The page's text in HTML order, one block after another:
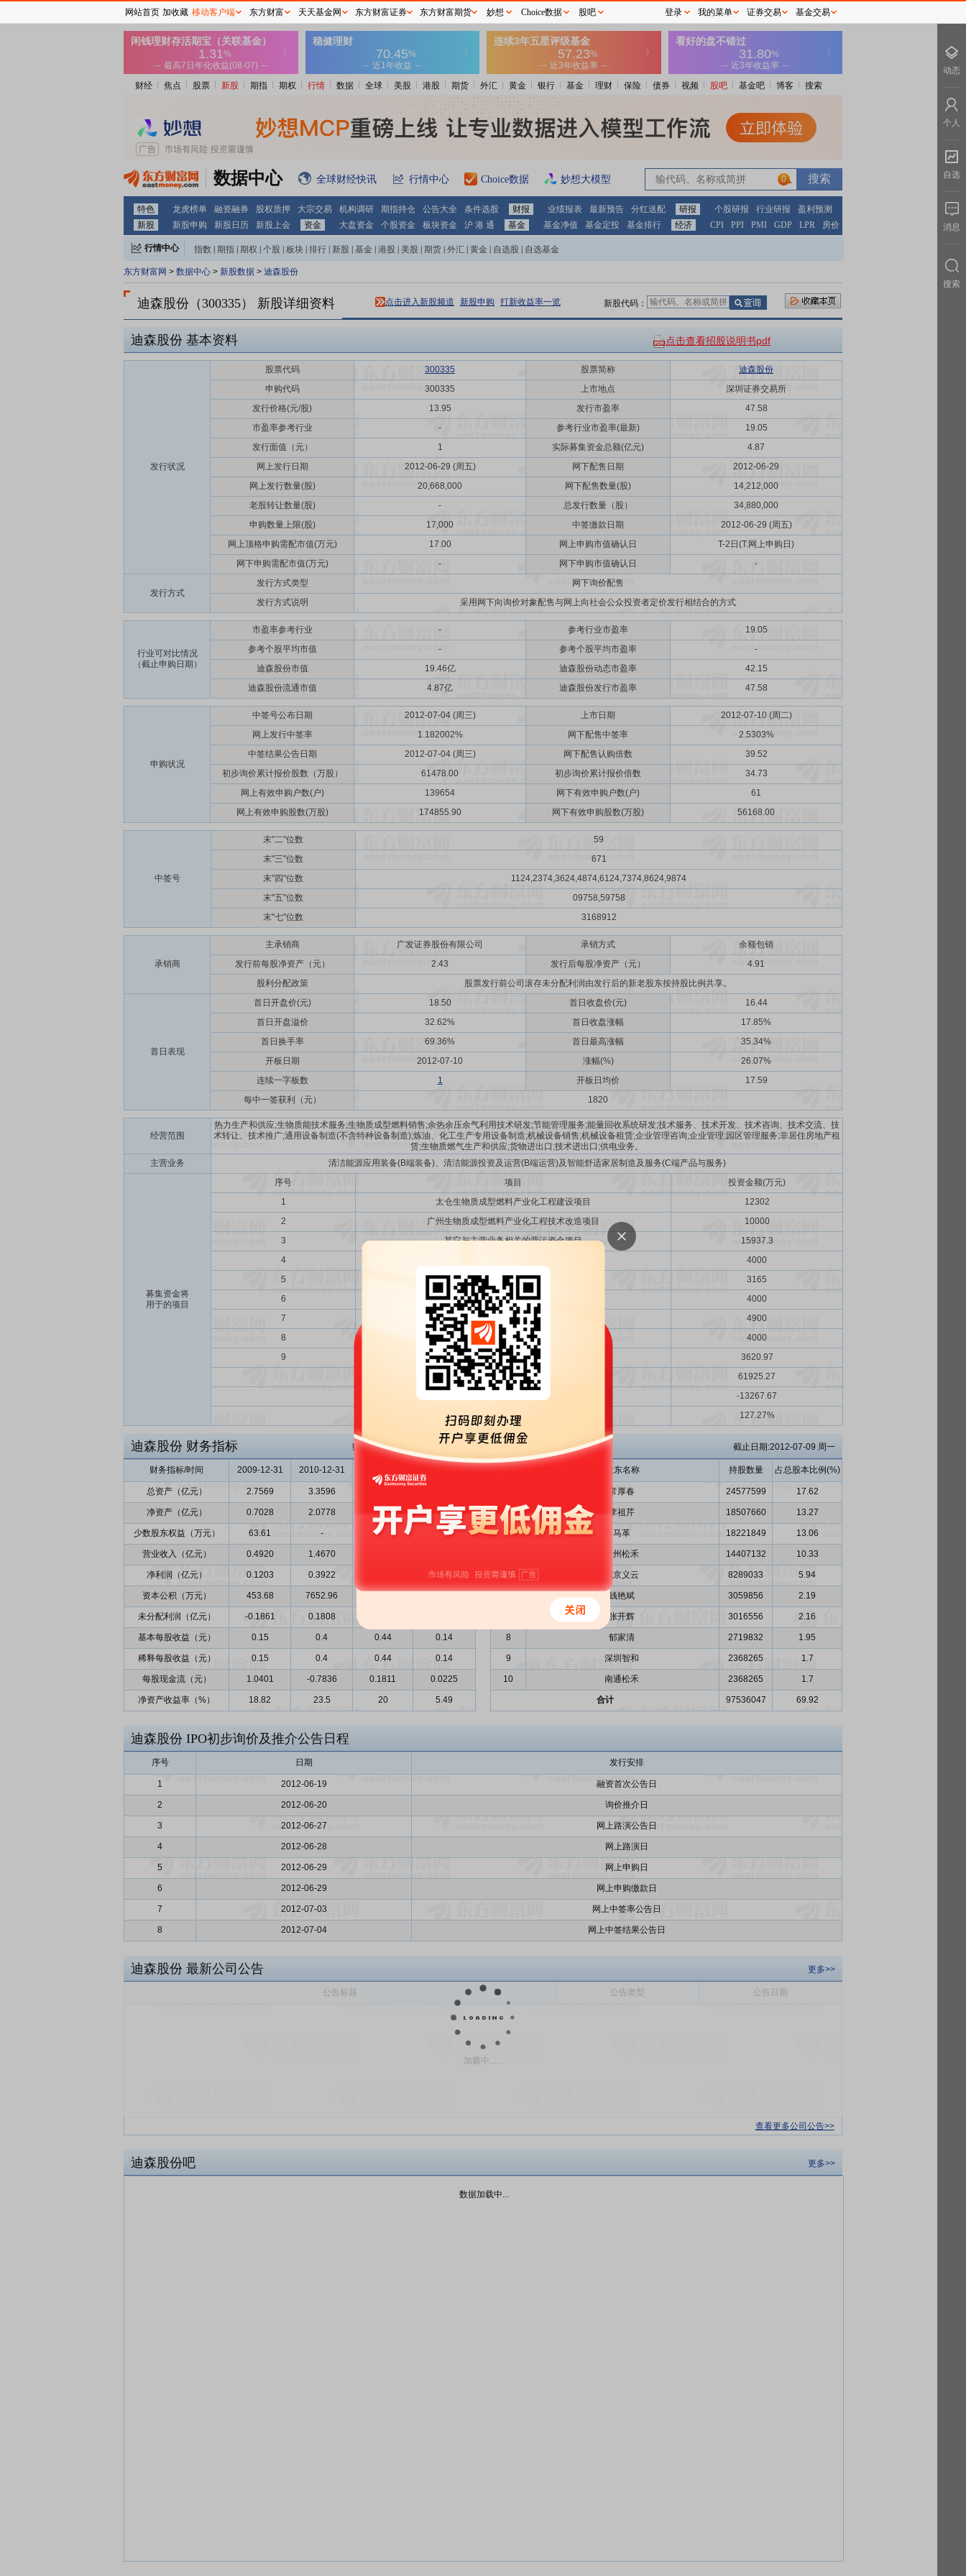
财经 焦点 股票 新股 期指 期权 行情 数据 全球 美股 港股 期货 外汇 黄金 银行 基金 理财 保险 债券 视频 股吧 基金吧 博客 搜索
数据中心 全球财经快讯 行情中心 Choice数据 妙想大模型 0
特色 龙虎榜单 融资融券 股权质押 大宗交易 机构调研 期指持仓 公告大全 条件选股 财报 业绩报表 最新预告 分红送配 研报 个股研报 行业研报
盈利预测
新股
新股申购 新股日历 新股上会 资金 大盘资金 个股资金 板块资金 沪 港 通 基金 基金净值 基金定投 基金排行 经济 CPI PPI PMI GDP LPR 房价
行情中心 指数 期指 期权 个股 板块 排行 新股 基金 港股 美股 期货 外汇 黄金 自选股 自选基金
东方财富网 > 数据中心 > 新股数据 > 迪森股份
迪森股份（300335） 新股详细资料 新股代码：
点击进入新股频道 新股申购 打新收益率一览
迪森股份 基本资料 点击查看招股说明书pdf
发行状况
股票代码 300335 股票简称
迪森股份
申购代码
300335 上市地点
深圳证券交易所
发行价格(元/股)
13.95 发行市盈率
47.58
市盈率参考行业
- 参考行业市盈率(最新)
19.05
发行面值（元）
1 实际募集资金总额(亿元)
4.87
网上发行日期
2012-06-29 (周五) 网下配售日期
2012-06-29
网上发行数量(股)
20,668,000 网下配售数量(股)
14,212,000
老股转让数量(股)
- 总发行数量（股）
34,880,000
申购数量上限(股)
17,000 中签缴款日期
2012-06-29 (周五)
网上顶格申购需配市值(万元)
17.00 网上申购市值确认日
T-2日(T:网上申购日)
网下申购需配市值(万元)
- 网下申购市值确认日 -
发行方式
发行方式类型
网下询价配售
发行方式说明
采用网下向询价对象配售与网上向社会公众投资者定价发行相结合的方式
行业可对比情况
（截止申购日期）
市盈率参考行业 - 参考行业市盈率
19.05
参考个股平均市值
- 参考个股平均市盈率
-
迪森股份市值
19.46亿 迪森股份动态市盈率
42.15
迪森股份流通市值
4.87亿 迪森股份发行市盈率 47.58
申购状况
中签号公布日期 2012-07-04 (周三) 上市日期
2012-07-10 (周二)
网上发行中签率
1.182002% 网下配售中签率
2.5303%
中签结果公告日期
2012-07-04 (周三) 网下配售认购倍数
39.52
初步询价累计报价股数（万股）
61478.00 初步询价累计报价倍数
34.73
网上有效申购户数(户)
139654 网下有效申购户数(户)
61
网上有效申购股数(万股)
174855.90 网下有效申购股数(万股) 56168.00
中签号
末"二"位数
59
末"三"位数
671
末"四"位数
1124,2374,3624,4874,6124,7374,8624,9874
末"五"位数
09758,59758
末"七"位数
3168912
承销商
主承销商 广发证券股份有限公司 承销方式
余额包销
发行前每股净资产（元）
2.43 发行后每股净资产（元）
4.91
股利分配政策
股票发行前公司滚存未分配利润由发行后的新老股东按持股比例共享。
首日表现
首日开盘价(元) 18.50 首日收盘价(元)
16.44
首日开盘溢价
32.62% 首日收盘涨幅
17.85%
首日换手率
69.36% 首日最高涨幅
35.34%
开板日期
2012-07-10 涨幅(%)
26.07%
连续一字板数
1 开板日均价
17.59
每中一签获利（元）
1820
经营范围
热力生产和供应;生物质能技术服务;生物质成型燃料销售;余热余压余气利用技术研发;节能管理服务;能量回收系统研发;技术服务、技术开发、技术咨询、技术交流、技
术转让、技术推广;通用设备制造(不含特种设备制造);炼油、化工生产专用设备制造;机械设备销售;机械设备租赁;企业管理咨询;企业管理;园区管理服务;非居住房地产租
赁;生物质燃气生产和供应;货物进出口;技术进出口;供电业务。
主营业务
清洁能源应用装备(B端装备)、清洁能源投资及运营(B端运营)及智能舒适家居制造及服务(C端产品与服务)
募集资金将
用于的项目
序号 项目
投资金额(万元)
1
太仓生物质成型燃料产业化工程建设项目
12302
2
广州生物质成型燃料产业化工程技术改造项目
10000
3
其它与主营业务相关的营运资金项目
15937.3
4
4000
5
使用超募资金建设生态油工业示范项目
3165
6
使用部分超募资金永久补充流动资金
4000
7
使用部分超募资金建设生物质能供热项目
4900
8
使用部分超募资金永久补充流动资金
4000
9
剩余资金及剩余超募资金用于永久补充流动资金
3620.97
投资金额总计
61925.27
超额募集资金（实际募集资金-投资金额总计）
-13267.67
投资金额总计与实际募集资金总额比
127.27%
迪森股份 财务指标 数据来源: 招股意向书、申报稿
财务指标/时间 2009-12-31 2010-12-31 2012-03-31
总资产（亿元） 2.7569 3.3596
净资产（亿元） 0.7028 2.0778 2.5395 2.6828
少数股东权益（万元） 63.61 - - -
营业收入（亿元） 0.4920 1.4670
净利润（亿元） 0.1203 0.3922 0.1433
资本公积（万元） 453.68 7652.96
未分配利润（亿元） -0.1861 0.1808
基本每股收益（元） 0.15 0.4 0.44 0.14
稀释每股收益（元） 0.15 0.4 0.44 0.14
每股现金流（元） 1.0401 -0.7836 0.1811 0.0225
净资产收益率（%） 18.82 23.5 20 5.49
迪森股份 主要股东 截止日期:2012-07-09 周一
序号 股东名称 持股数量 占总股本比例(%)
常厚春 24577599 17.62
2 李祖芹 18507660 13.27
3 马革 18221849 13.06
苏州松禾 14407132 10.33
5 北京义云 8289033 5.94
钱艳斌 3059856 2.19
张开辉 3016556 2.16
8 郁家清 2719832 1.95
9 深圳智和 2368265 1.7
10 南通松禾 2368265 1.7
合计 97536047 69.92
迪森股份 IPO初步询价及推介公告日程
序号 日期 发行安排
1 2012-06-19 融资首次公告日
2 2012-06-20 询价推介日
3 2012-06-27 网上路演公告日
4 2012-06-28 网上路演日
5 2012-06-29 网上申购日
6 2012-06-29 网上申购缴款日
7 2012-07-03 网上中签率公告日
8 2012-07-04 网上中签结果公告日
迪森股份 最新公司公告 更多>>
公告标题 公告类型 公告日期
加载中......
查看更多公司公告>>
迪森股份吧 更多>>
网站首页 加收藏 移动客户端 东方财富 天天基金网 东方财富证券 东方财富期货 妙想 Choice数据 股吧 登录 我的菜单 证券交易 基金交易
动态
个人
自选
消息
搜索